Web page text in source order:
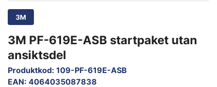
3M
3M PF-619E-ASB startpaket utan
ansiktsdel
Produktkod: 109-PF-619E-ASB
EAN: 4064035087838